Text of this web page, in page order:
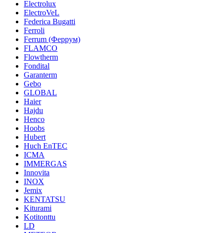
Electrolux
ElectroVeL
Federica Bugatti
Ferroli
Ferrum (Феррум)
FLAMCO
Flowtherm
Fondital
Garanterm
Gebo
GLOBAL
Haier
Hajdu
Henco
Hoobs
Hubert
Huch EnTEC
ICMA
IMMERGAS
Innovita
INOX
Jemix
KENTATSU
Kiturami
Kotitonttu
LD